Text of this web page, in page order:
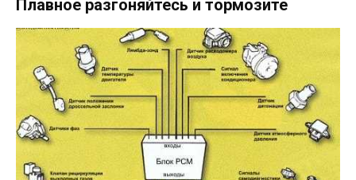
Плавное разгоняйтесь и тормозите